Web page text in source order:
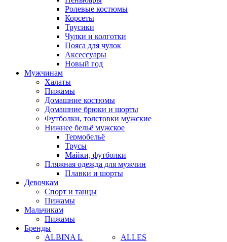
Ролевые костюмы
Корсеты
Трусики
Чулки и колготки
Пояса для чулок
Аксессуары
Новый год
Мужчинам
Халаты
Пижамы
Домашние костюмы
Домашние брюки и шорты
Футболки, толстовки мужские
Нижнее бельё мужское
Термобельё
Трусы
Майки, футболки
Пляжная одежда для мужчин
Плавки и шорты
Девочкам
Спорт и танцы
Пижамы
Мальчикам
Пижамы
Бренды
ALBINA L
ALLES